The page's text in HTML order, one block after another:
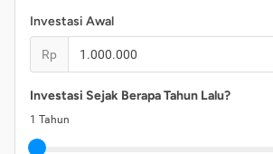
Investasi Awal
Rp
Investasi Sejak Berapa Tahun Lalu?
1 Tahun